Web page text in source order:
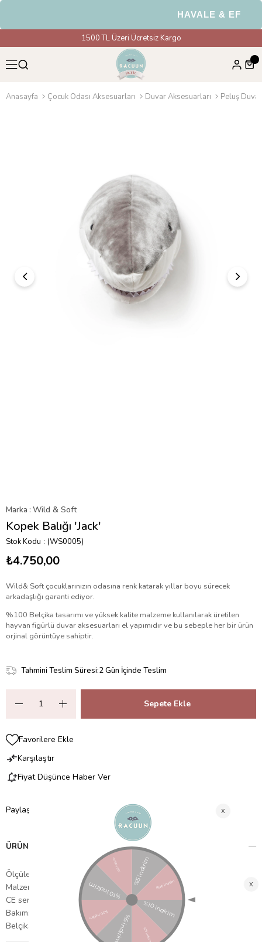
HAVALE & EFT
1500 TL Üzeri Ücretsiz Kargo
Anasayfa Çocuk Odası Aksesuarları Duvar Aksesuarları Peluş
Marka : Wild & Soft
Kopek Balığı 'Jack'
Stok Kodu (WS0005)
₺4.750,00
Wild& Soft çocuklarınızın odasına renk katarak yıllar boyu sürecek
arkadaşlığı garanti ediyor.
%100 Belçika tasarımı ve yüksek kalite malzeme kullanılarak üretilen
hayvan figürlü duvar aksesuarları el yapımıdır ve bu sebeple her bir ürün
orjinal görüntüye sahiptir.
Tahmini Teslim Süresi:2 Gün İçinde Teslim
Favorilere Ekle
Karşılaştır
Fiyat Düşünce Haber Ver
Paylaş
ÜRÜN ÖZELLIKLERI
Ölçüler: 35 x 25 x 25 cm.
Malzeme: Peluş
CE sertifikalı
Bakım: Nemli bir bezle tozunu alabilirsiniz.
Belçika'dan ithal edilmiştir.